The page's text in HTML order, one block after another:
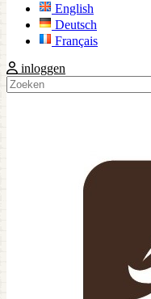
English
Deutsch
Français
inloggen